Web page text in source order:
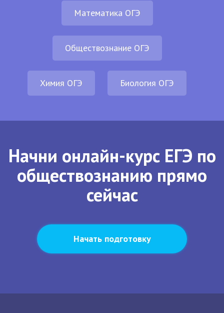
Математика ОГЭ
Обществознание ОГЭ
Химия ОГЭ Биология ОГЭ
Начни онлайн-курс ЕГЭ по
обществознанию прямо
сейчас
Начать подготовку